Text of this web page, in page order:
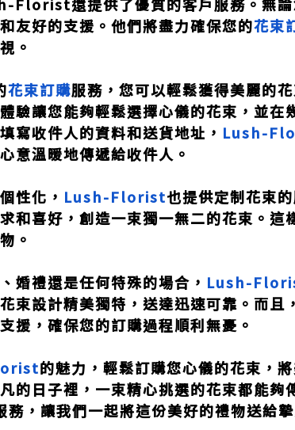
友好的支援。他們將盡力確保您的花束
。
花束訂購服務，您可以輕鬆獲得美麗的
驗讓您能夠輕鬆選擇心儀的花束，並在
寫收件人的資料和送貨地址， Lush-
意溫暖地傳遞給收件人。
性化， Lush-Florist也提供定制花束
和喜好，創造一束獨一無二的花束。這
。
婚禮還是任何特殊的場合， Lush-
束設計精美獨特，送達迅速可靠。而且
援，確保您的訂購過程順利無憂。
的魅力，輕鬆訂購您心儀的花束，
的日子裡，一束精心挑選的花束都能
務，讓我們一起將這份美好的禮物送給